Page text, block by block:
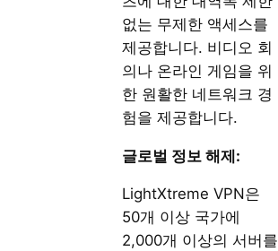
없는 무제한 액세스를
제공합니다. 비디오 회
의나 온라인 게임을 위
한 원활한 네트워크 경
험을 제공합니다.
글로벌 정보 해제:
LightXtreme VPN은
50개 이상 국가에
2,000개 이상의 서버를